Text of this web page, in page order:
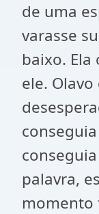
de uma
varasse
baixo.
ele.
palavra,
momento